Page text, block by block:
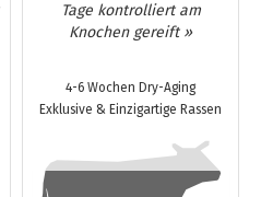
Tage kontrolliert am
Knochen gereift »
4-6 Wochen Dry-Aging
Exklusive & Einzigartige Rassen